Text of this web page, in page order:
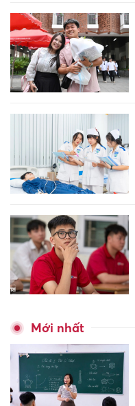
Mới nhất